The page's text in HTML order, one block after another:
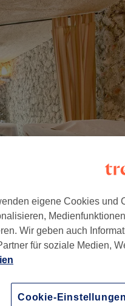
, 45131
30 Min.Details
eigene Cookies und
Wir geben auch
für soziale Medien,
Cookie-Einstellungen